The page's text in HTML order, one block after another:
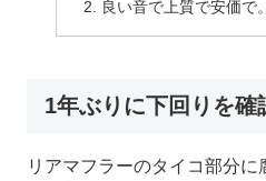
良い音で上質で安価で
1年ぶりに下回りを確
リアマフラーのタイコ部分に